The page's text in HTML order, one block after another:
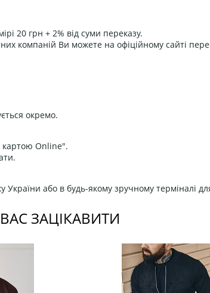
20 грн + 2% від суми переказу.
компаній Ви можете на офіційному сайті
окремо.
картою Online".
або в будь-якому зручному терміналі
ЗАЦІКАВИТИ